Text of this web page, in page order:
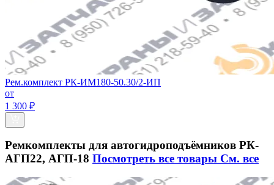
Рем.комплект РК-ИМ180-50.30/2-ИП
от
1 300 ₽
Ремкомплекты для автогидроподъёмников РК-
АГП22, АГП-18 Посмотреть все товары См. все